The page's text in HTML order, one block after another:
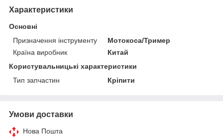
Характеристики
Основні
Призначення інструменту
Мотокоса/Тример
Країна виробник
Китай
Користувальницькі характеристики
Тип запчастин
Кріпити
Умови доставки
Нова Пошта